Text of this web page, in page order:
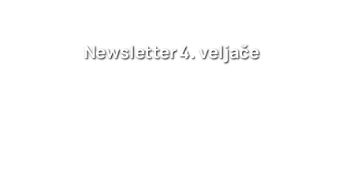
Newsletter 4. veljače